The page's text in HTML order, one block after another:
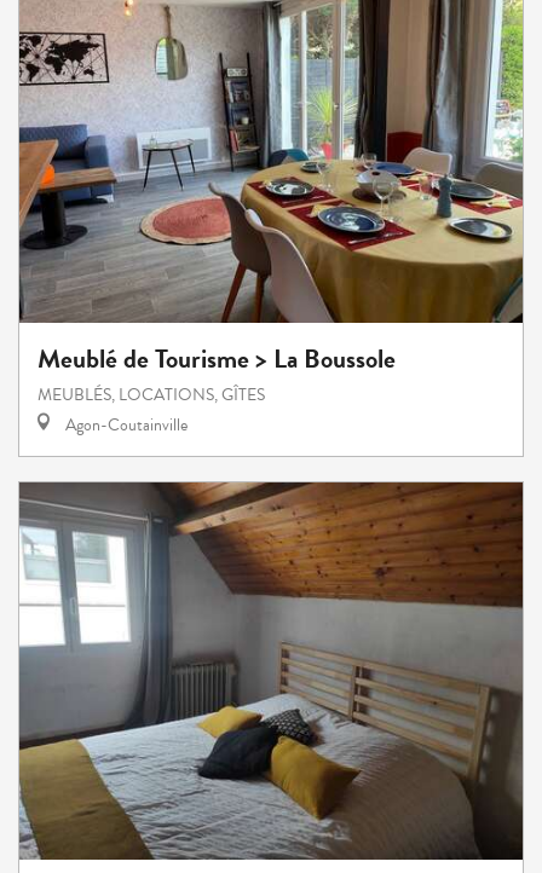
Meublé de Tourisme > La Boussole
MEUBLÉS, LOCATIONS, GÎTES
Agon-Coutainville